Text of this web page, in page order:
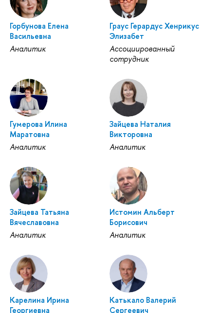
Горбунова Елена
Васильевна
Аналитик
Граус Герардус Хенрикус
Элизабет
Ассоциированный
сотрудник
Гумерова Илина
Маратовна
Аналитик
Зайцева Наталия
Викторовна
Аналитик
Зайцева Татьяна
Вячеславовна
Аналитик
Истомин Альберт
Борисович
Аналитик
Карелина Ирина
Георгиевна
Катькало Валерий
Сергеевич